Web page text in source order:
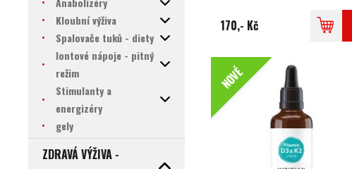
Kloubní výživa
Spalovače tuků - diety
Iontové nápoje - pitný
režim
Stimulanty a
energizéry
gely
ZDRAVÁ VÝŽIVA -
170,- Kč
NOVÉ